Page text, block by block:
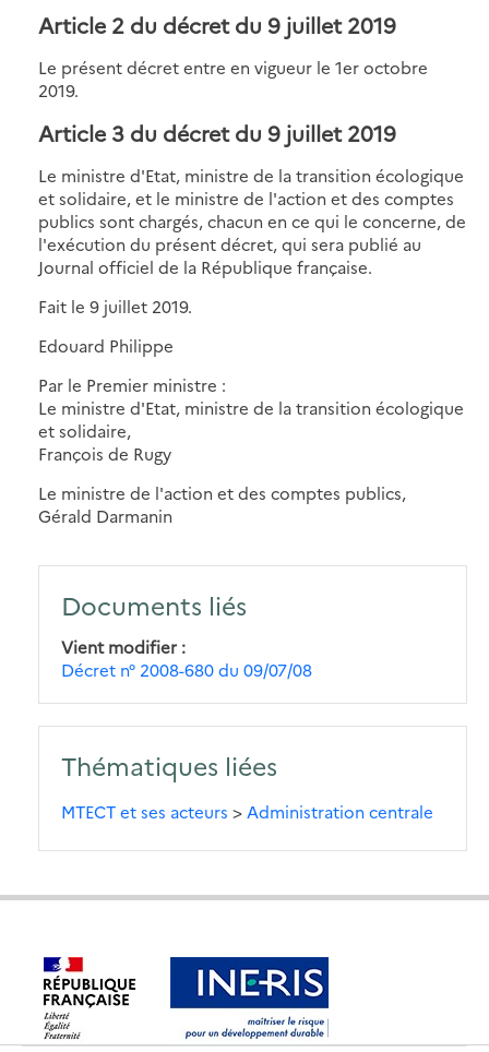
Article 2 du décret du 9 juillet 2019
Le présent décret entre en vigueur le 1er octobre
2019.
Article 3 du décret du 9 juillet 2019
Le ministre d'Etat, ministre de la transition écologique
et solidaire, et le ministre de l'action et des comptes
publics sont chargés, chacun en ce qui le concerne, de
l'exécution du présent décret, qui sera publié au
Journal officiel de la République française.
Fait le 9 juillet 2019.
Edouard Philippe
Par le Premier ministre :
Le ministre d'Etat, ministre de la transition écologique
et solidaire,
François de Rugy
Le ministre de l'action et des comptes publics,
Gérald Darmanin
Documents liés
Vient modifier
Décret n° 2008-680 du 09/07/08
Thématiques liées
MTECT et ses acteurs > Administration centrale